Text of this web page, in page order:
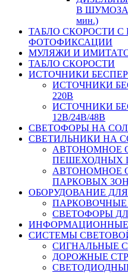
В
мин.)
ТАБЛО СКОРОСТИ
ФОТОФИКСАЦИИ
МУЛЯЖИ И
ТАБЛО СКОРОСТИ
ИСТОЧНИКИ
ИСТОЧНИКИ
220В
ИСТОЧНИКИ
12В/24В/48В
СВЕТОФОРЫ НА
СВЕТИЛЬНИКИ НА
АВТОНОМНОЕ
ПЕШЕХОДНЫХ
АВТОНОМНОЕ
ПАРКОВЫХ ЗОН
ОБОРУДОВАНИЕ
ПАРКОВОЧНЫЕ
СВЕТОФОРЫ
ИНФОРМАЦИОННЫЕ
CИСТЕМЫ
СИГНАЛЬНЫЕ
ДОРОЖНЫЕ